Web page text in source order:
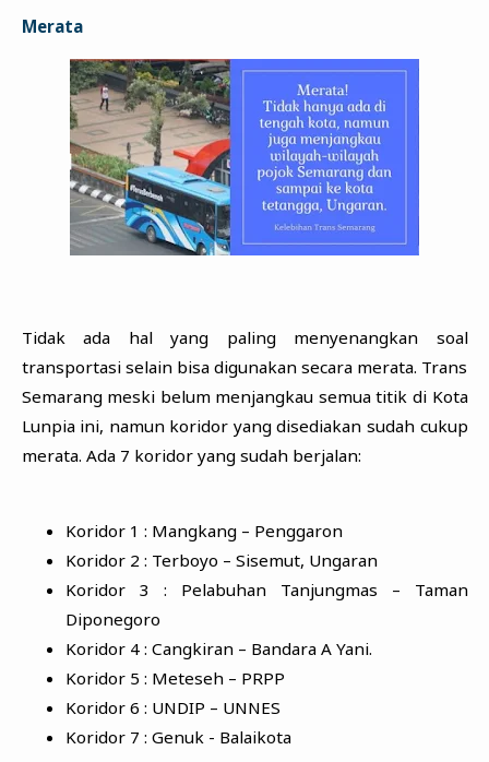
Merata
Tidak ada hal yang paling menyenangkan soal
transportasi selain bisa digunakan secara merata. Trans
Semarang meski belum menjangkau semua titik di Kota
Lunpia ini, namun koridor yang disediakan sudah cukup
merata. Ada 7 koridor yang sudah berjalan:
Koridor 1 : Mangkang – Penggaron
Koridor 2 : Terboyo – Sisemut, Ungaran
Koridor 3 : Pelabuhan Tanjungmas – Taman
Diponegoro
Koridor 4 : Cangkiran – Bandara A Yani.
Koridor 5 : Meteseh – PRPP
Koridor 6 : UNDIP – UNNES
Koridor 7 : Genuk - Balaikota